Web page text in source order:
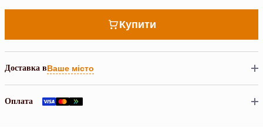
Купити
Доставка вВаше місто
Оплата